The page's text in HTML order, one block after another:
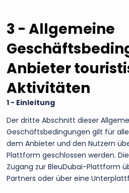
3 - Allgemeine
Anbieter
Aktivitäten
1 - Einleitung
Der dritte Abschnitt dieser
Geschäftsbedingungen gilt für
dem Anbieter und den Nutzern
Plattform geschlossen werden.
Zugang zur BleuDubai-Plattform
Partners oder über eine